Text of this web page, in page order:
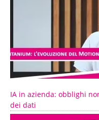
IA in azienda: obblighi
dei dati